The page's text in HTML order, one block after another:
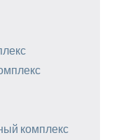
комплекс